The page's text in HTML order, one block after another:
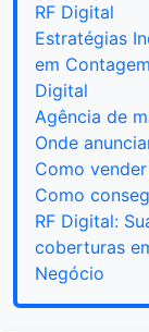
RF Digital
Estratégias
em
Digital
Agência de
Onde
Como
Como
RF Digital:
coberturas
Negócio